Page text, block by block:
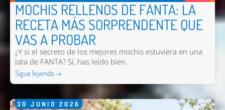
MOCHIS RELLENOS DE FANTA: LA
RECETA MÁS SORPRENDENTE QUE
VAS A PROBAR
¿Y si el secreto de los mejores mochis estuviera en una
lata de FANTA? Sí, has leído bien.
Sigue leyendo →
30 JUNIO 2026